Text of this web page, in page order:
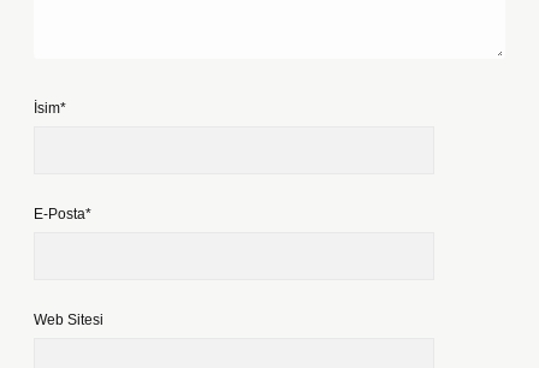
İsim*
E-Posta*
Web Sitesi